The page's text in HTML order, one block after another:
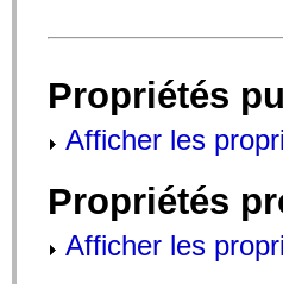
Propriétés
Afficher les
Propriétés
Afficher les